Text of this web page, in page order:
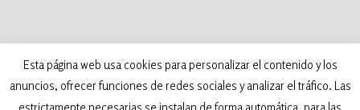
©2026 Patoneando - Blog de viajes. Todos los
derechos reservados. Desarrollado por:
Samva Network
Esta página web usa cookies para personalizar el contenido y los
anuncios, ofrecer funciones de redes sociales y analizar el tráfico. Las